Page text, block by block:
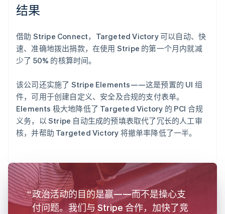
结果
借助 Stripe Connect，Targeted Victory 可以自动、快
速、准确地拨出捐款，在使用 Stripe 的第一个月内就减
少了 50% 的核算时间。
该公司还实施了 Stripe Elements——这是预置的 UI 组
件，可用于创建自定义、安全及合规的支付表单。
Elements 极大地降低了 Targeted Victory 的 PCI 合规
义务，以 Stripe 自动生成的预填表取代了冗长的人工审
核，并帮助 Targeted Victory 将撤单率降低了一半。
政治活动的目的是赢——而不是操心支
付问题。我们与 Stripe 合作，加快了竞